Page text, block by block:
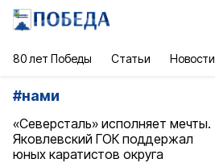
80 лет Победы Статьи Новости
#нами
«Северсталь» исполняет мечты.
Яковлевский ГОК поддержал
юных каратистов округа